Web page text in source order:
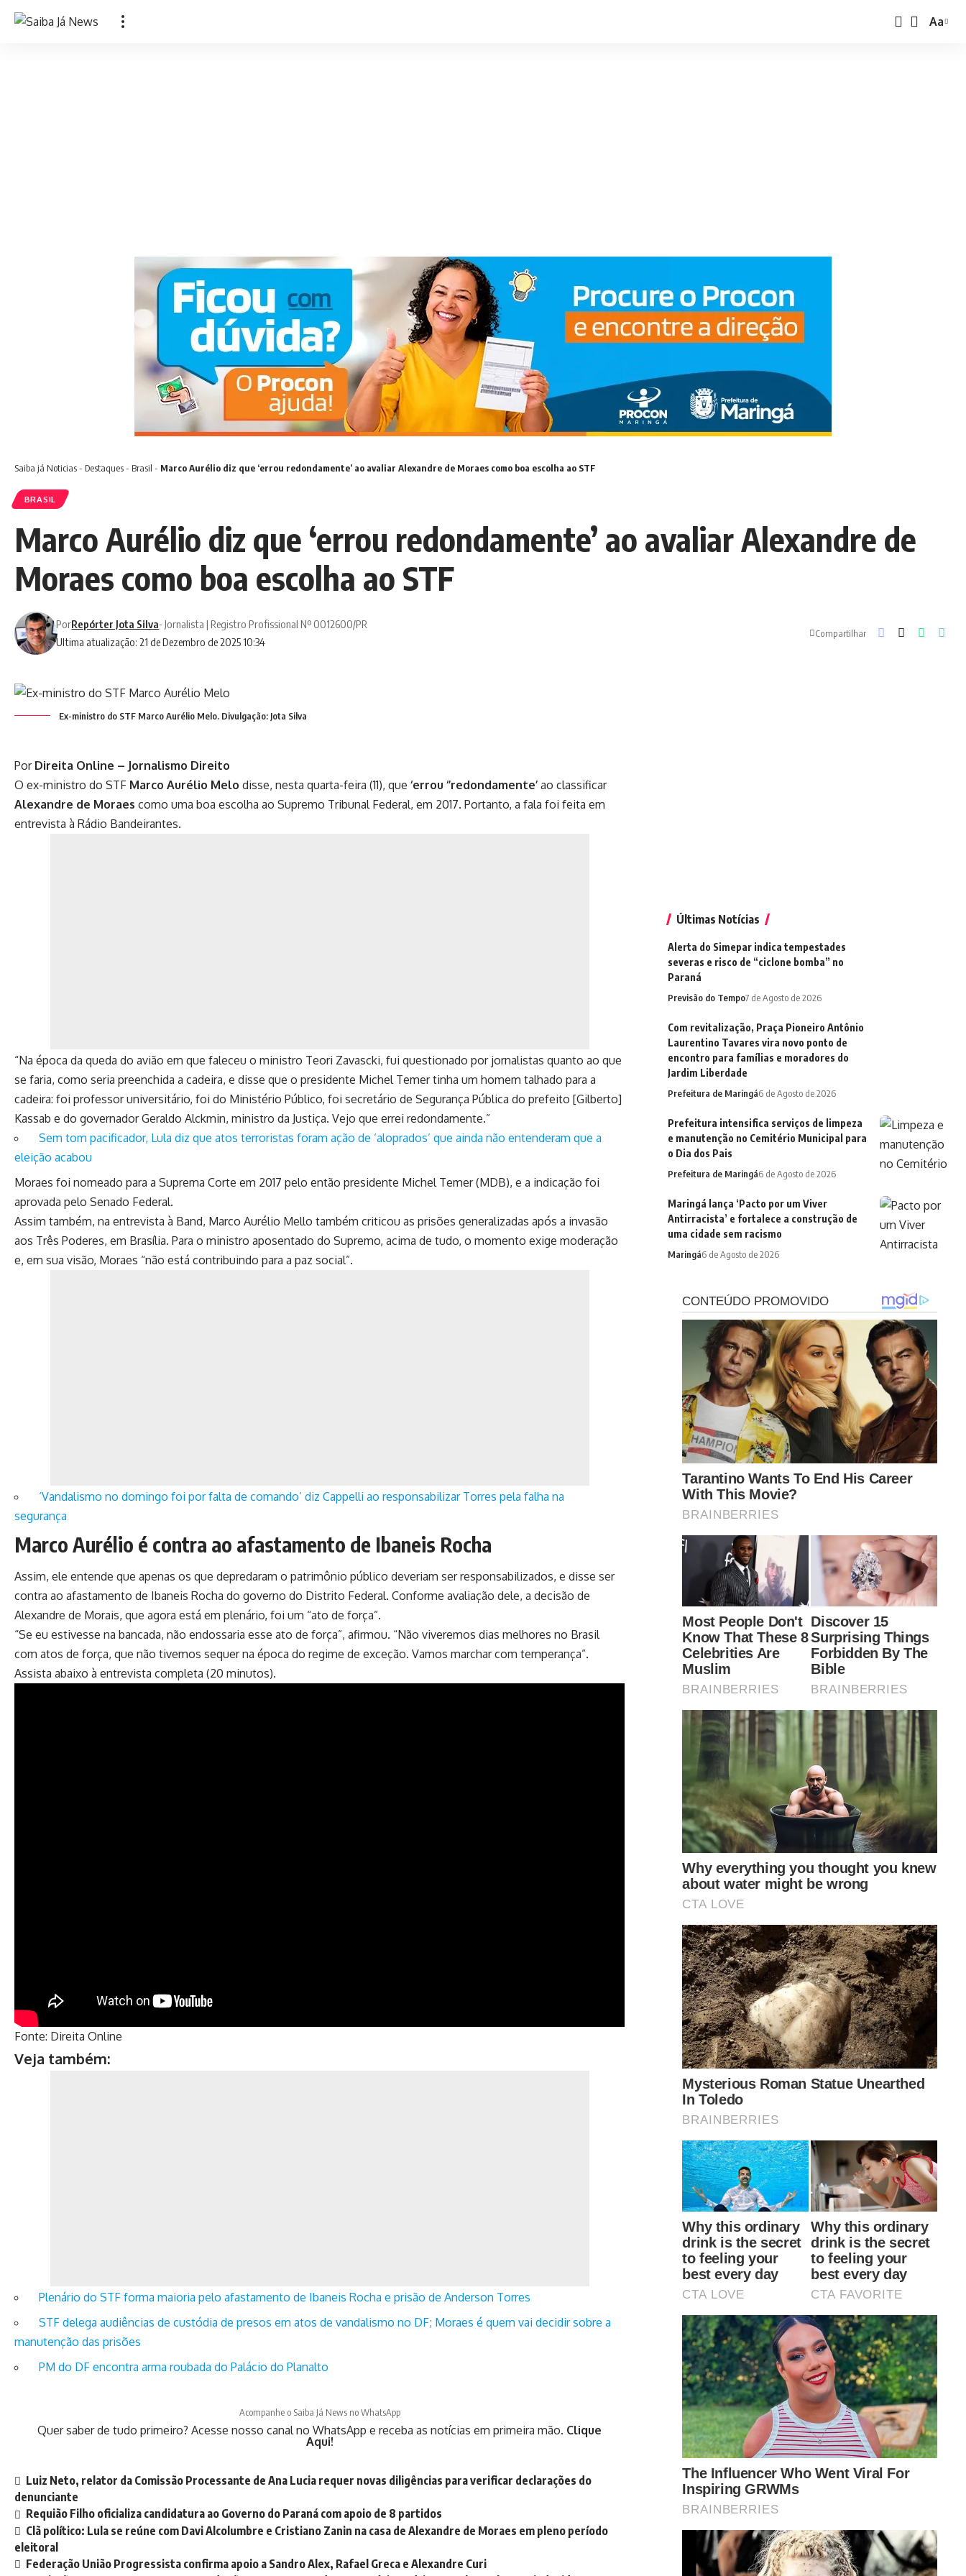
Font
Aa
Saiba já Noticias- Destaques- Brasil - Marco Aurélio diz que ‘errou redondamente’ ao avaliar Alexandre de Moraes como boa escolha ao STF
BRASIL
Marco Aurélio diz que ‘errou redondamente’ ao avaliarAlexandre de
Moraes como boa escolha ao STF
Ultima atualização: 21 de Dezembro de 2025 10:34
PorRepórter Jota Silva- Jornalista | Registro Profissional Nº 0012600/PR
Compartilhar
Ex-ministro do STF Marco Aurélio Melo. Divulgação: Jota Silva
Por Direita Online – Jornalismo Direito
O ex-ministro do STF Marco Aurélio Melo disse, nesta quarta-feira (11), que ‘errou ‘’redondamente’ ao classificar
Alexandre de Moraes como uma boa escolha ao Supremo Tribunal Federal, em 2017. Portanto, a fala foi feita em
entrevista à Rádio Bandeirantes.
“Na época da queda do avião em que faleceu o ministro Teori Zavascki, fui questionado por jornalistas quanto ao que
se faria, como seria preenchida a cadeira, e disse que o presidente Michel Temer tinha um homem talhado para a
cadeira: foi professor universitário, foi do Ministério Público, foi secretário de Segurança Pública do prefeito [Gilberto]
Kassab e do governador Geraldo Alckmin, ministro da Justiça. Vejo que errei redondamente.”
Sem tom pacificador, Lula diz que atos terroristas foram ação de ‘aloprados’ que ainda não entenderam que a
eleição acabou
Moraes foi nomeado para a Suprema Corte em 2017 pelo então presidente Michel Temer (MDB), e a indicação foi
aprovada pelo Senado Federal.
Assim também, na entrevista à Band, Marco Aurélio Mello também criticou as prisões generalizadas após a invasão
aos Três Poderes, em Brasília. Para o ministro aposentado do Supremo, acima de tudo, o momento exige moderação
e, em sua visão, Moraes “não está contribuindo para a paz social”.
‘Vandalismo no domingo foi por falta de comando’ diz Cappelli ao responsabilizar Torres pela falha na
segurança
Marco Aurélio é contra ao afastamento de Ibaneis Rocha
Assim, ele entende que apenas os que depredaram o patrimônio público deveriam ser responsabilizados, e disse ser
contra ao afastamento de Ibaneis Rocha do governo do Distrito Federal. Conforme avaliação dele, a decisão de
Alexandre de Morais, que agora está em plenário, foi um “ato de força”.
“Se eu estivesse na bancada, não endossaria esse ato de força”, afirmou. “Não viveremos dias melhores no Brasil
com atos de força, que não tivemos sequer na época do regime de exceção. Vamos marchar com temperança”.
Assista abaixo à entrevista completa (20 minutos).
Fonte: Direita Online
Veja também:
Plenário do STF forma maioria pelo afastamento de Ibaneis Rocha e prisão de Anderson Torres
STF delega audiências de custódia de presos em atos de vandalismo no DF; Moraes é quem vai decidir sobre a
manutenção das prisões
PM do DF encontra arma roubada do Palácio do Planalto
Acompanhe o Saiba Já News no WhatsApp
Quer saber de tudo primeiro? Acesse nosso canal no WhatsApp e receba as notícias em primeira mão. Clique
Aqui!
Luiz Neto, relator da Comissão Processante de Ana Lucia requer novas diligências para verificar declarações do
denunciante
Requião Filho oficializa candidatura ao Governo do Paraná com apoio de 8 partidos
Clã político: Lula se reúne com Davi Alcolumbre e Cristiano Zanin na casa de Alexandre de Moraes em pleno período
eleitoral
Federação União Progressista confirma apoio a Sandro Alex, Rafael Greca e Alexandre Curi
Últimas Notícias
Alerta do Simepar indica tempestades
severas e risco de “ciclone bomba” no
Paraná
Previsão do Tempo7 de Agosto de 2026
Com revitalização, Praça Pioneiro Antônio
Laurentino Tavares vira novo ponto de
encontro para famílias e moradores do
Jardim Liberdade
Prefeitura de Maringá6 de Agosto de 2026
Prefeitura intensifica serviços de limpeza
e manutenção no Cemitério Municipal para
o Dia dos Pais
Prefeitura de Maringá6 de Agosto de 2026
Maringá lança ‘Pacto por um Viver
Antirracista’ e fortalece a construção de
uma cidade sem racismo
Maringá6 de Agosto de 2026